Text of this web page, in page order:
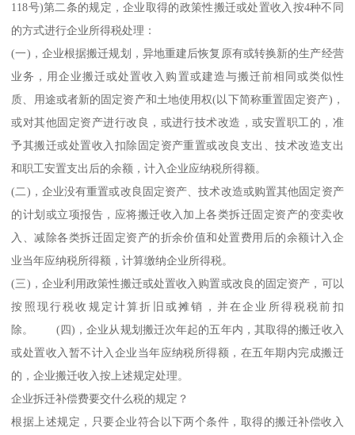
118号)第二条的规定，企业取得的政策性搬迁或处置收入按4种不同
的方式进行企业所得税处理：
(一)，企业根据搬迁规划，异地重建后恢复原有或转换新的生产经营
业务，用企业搬迁或处置收入购置或建造与搬迁前相同或类似性
质、用途或者新的固定资产和土地使用权(以下简称重置固定资产)，
或对其他固定资产进行改良，或进行技术改造，或安置职工的，准
予其搬迁或处置收入扣除固定资产重置或改良支出、技术改造支出
和职工安置支出后的余额，计入企业应纳税所得额。
(二)，企业没有重置或改良固定资产、技术改造或购置其他固定资产
的计划或立项报告，应将搬迁收入加上各类拆迁固定资产的变卖收
入、减除各类拆迁固定资产的折余价值和处置费用后的余额计入企
业当年应纳税所得额，计算缴纳企业所得税。
(三)，企业利用政策性搬迁或处置收入购置或改良的固定资产，可以
按照现行税收规定计算折旧或摊销，并在企业所得税税前扣
除。 (四)，企业从规划搬迁次年起的五年内，其取得的搬迁收入
或处置收入暂不计入企业当年应纳税所得额，在五年期内完成搬迁
的，企业搬迁收入按上述规定处理。
企业拆迁补偿费要交什么税的规定？
根据上述规定，只要企业符合以下两个条件，取得的搬迁补偿收入